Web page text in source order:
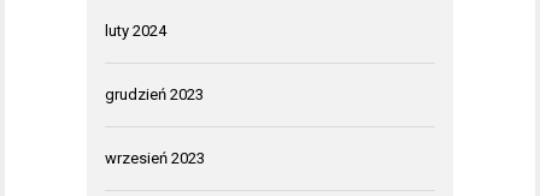
luty 2024
grudzień 2023
wrzesień 2023